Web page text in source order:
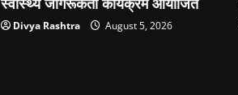
Divya Rashtra August 5, 2026